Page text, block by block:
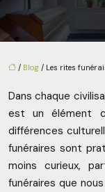
/ Blog / Les rites
Dans chaque
est un élément
différences
funéraires sont
moins curieux,
funéraires que